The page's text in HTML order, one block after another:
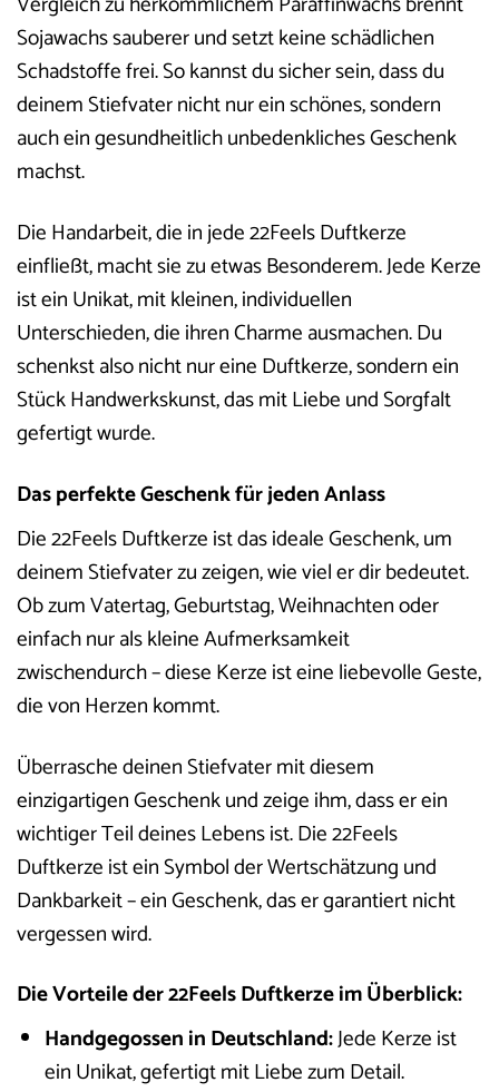
Sojawachs sauberer und setzt keine schädlichen
Schadstoffe frei. So kannst du sicher sein, dass du
deinem Stiefvater nicht nur ein schönes, sondern
auch ein gesundheitlich unbedenkliches Geschenk
machst.
Die Handarbeit, die in jede 22Feels Duftkerze
einfließt, macht sie zu etwas Besonderem. Jede Kerze
ist ein Unikat, mit kleinen, individuellen
Unterschieden, die ihren Charme ausmachen. Du
schenkst also nicht nur eine Duftkerze, sondern ein
Stück Handwerkskunst, das mit Liebe und Sorgfalt
gefertigt wurde.
Das perfekte Geschenk für jeden Anlass
Die 22Feels Duftkerze ist das ideale Geschenk, um
deinem Stiefvater zu zeigen, wie viel er dir bedeutet.
Ob zum Vatertag, Geburtstag, Weihnachten oder
einfach nur als kleine Aufmerksamkeit
zwischendurch – diese Kerze ist eine liebevolle Geste,
die von Herzen kommt.
Überrasche deinen Stiefvater mit diesem
einzigartigen Geschenk und zeige ihm, dass er ein
wichtiger Teil deines Lebens ist. Die 22Feels
Duftkerze ist ein Symbol der Wertschätzung und
Dankbarkeit – ein Geschenk, das er garantiert nicht
vergessen wird.
Die Vorteile der 22Feels Duftkerze im Überblick:
Handgegossen in Deutschland:Jede Kerze ist
ein Unikat, gefertigt mit Liebe zum Detail.